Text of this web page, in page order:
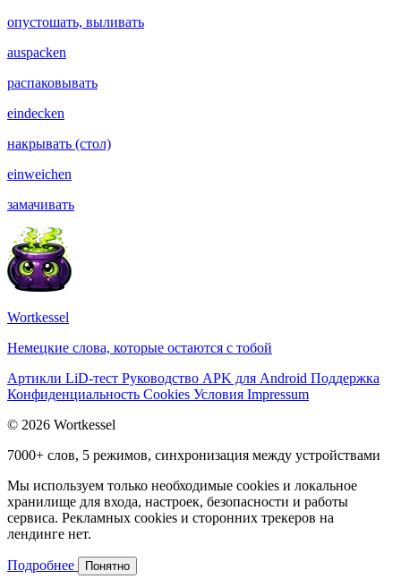
опустошать, выливать
auspacken
распаковывать
eindecken
накрывать (стол)
einweichen
замачивать
Wortkessel
Немецкие слова, которые остаются с тобой
Артикли LiD-тест Руководство APK для Android Поддержка
Конфиденциальность Cookies Условия Impressum
© 2026 Wortkessel
7000+ слов, 5 режимов, синхронизация между устройствами
Мы используем только необходимые cookies и локальное
хранилище для входа, настроек, безопасности и работы
сервиса. Рекламных cookies и сторонних трекеров на
лендинге нет.
Подробнее Понятно